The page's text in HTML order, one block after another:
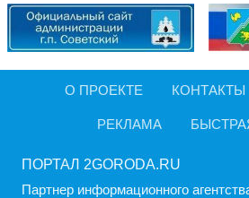
О ПРОЕКТЕ КОНТАКТЫ
РЕКЛАМА
ПОРТАЛ 2GORODA.RU
Партнер информационного